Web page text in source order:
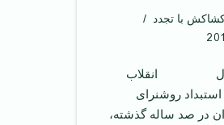
با تجدد
انقلاب
روشنرای
در صد ساله گذشته،